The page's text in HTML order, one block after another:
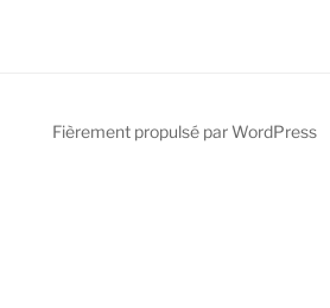
Fièrement propulsé par WordPress